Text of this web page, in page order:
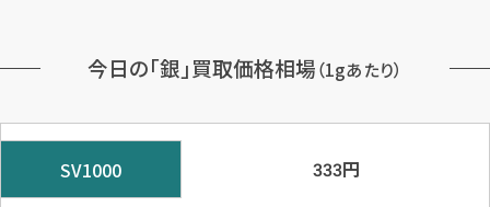
今日の「銀」買取価格相場（1gあたり）
SV1000 333円